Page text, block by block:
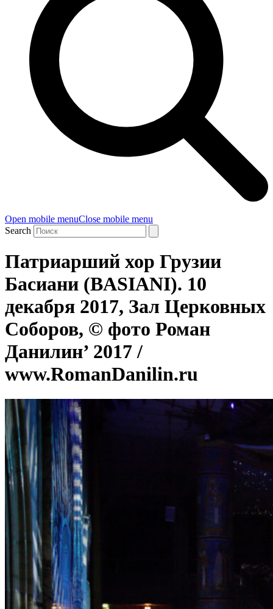
Open mobile menuClose mobile menu
Search
Патриарший хор Грузии
Басиани (BASIANI). 10
декабря 2017, Зал Церковных
Соборов, © фото Роман
Данилин’ 2017 /
www.RomanDanilin.ru